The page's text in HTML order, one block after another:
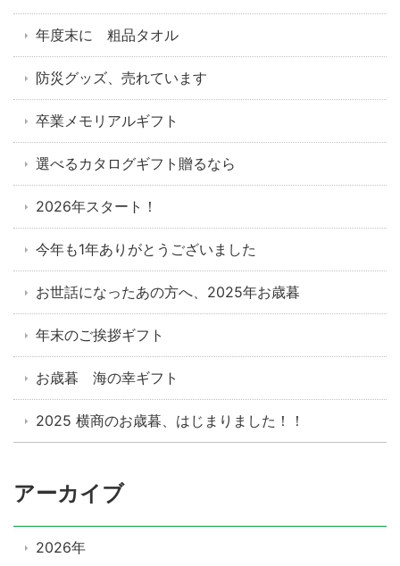
年度末に 粗品タオル
防災グッズ、売れています
卒業メモリアルギフト
選べるカタログギフト贈るなら
2026年スタート！
今年も1年ありがとうございました
お世話になったあの方へ、2025年お歳暮
年末のご挨拶ギフト
お歳暮 海の幸ギフト
2025 横商のお歳暮、はじまりました！！
アーカイブ
2026年